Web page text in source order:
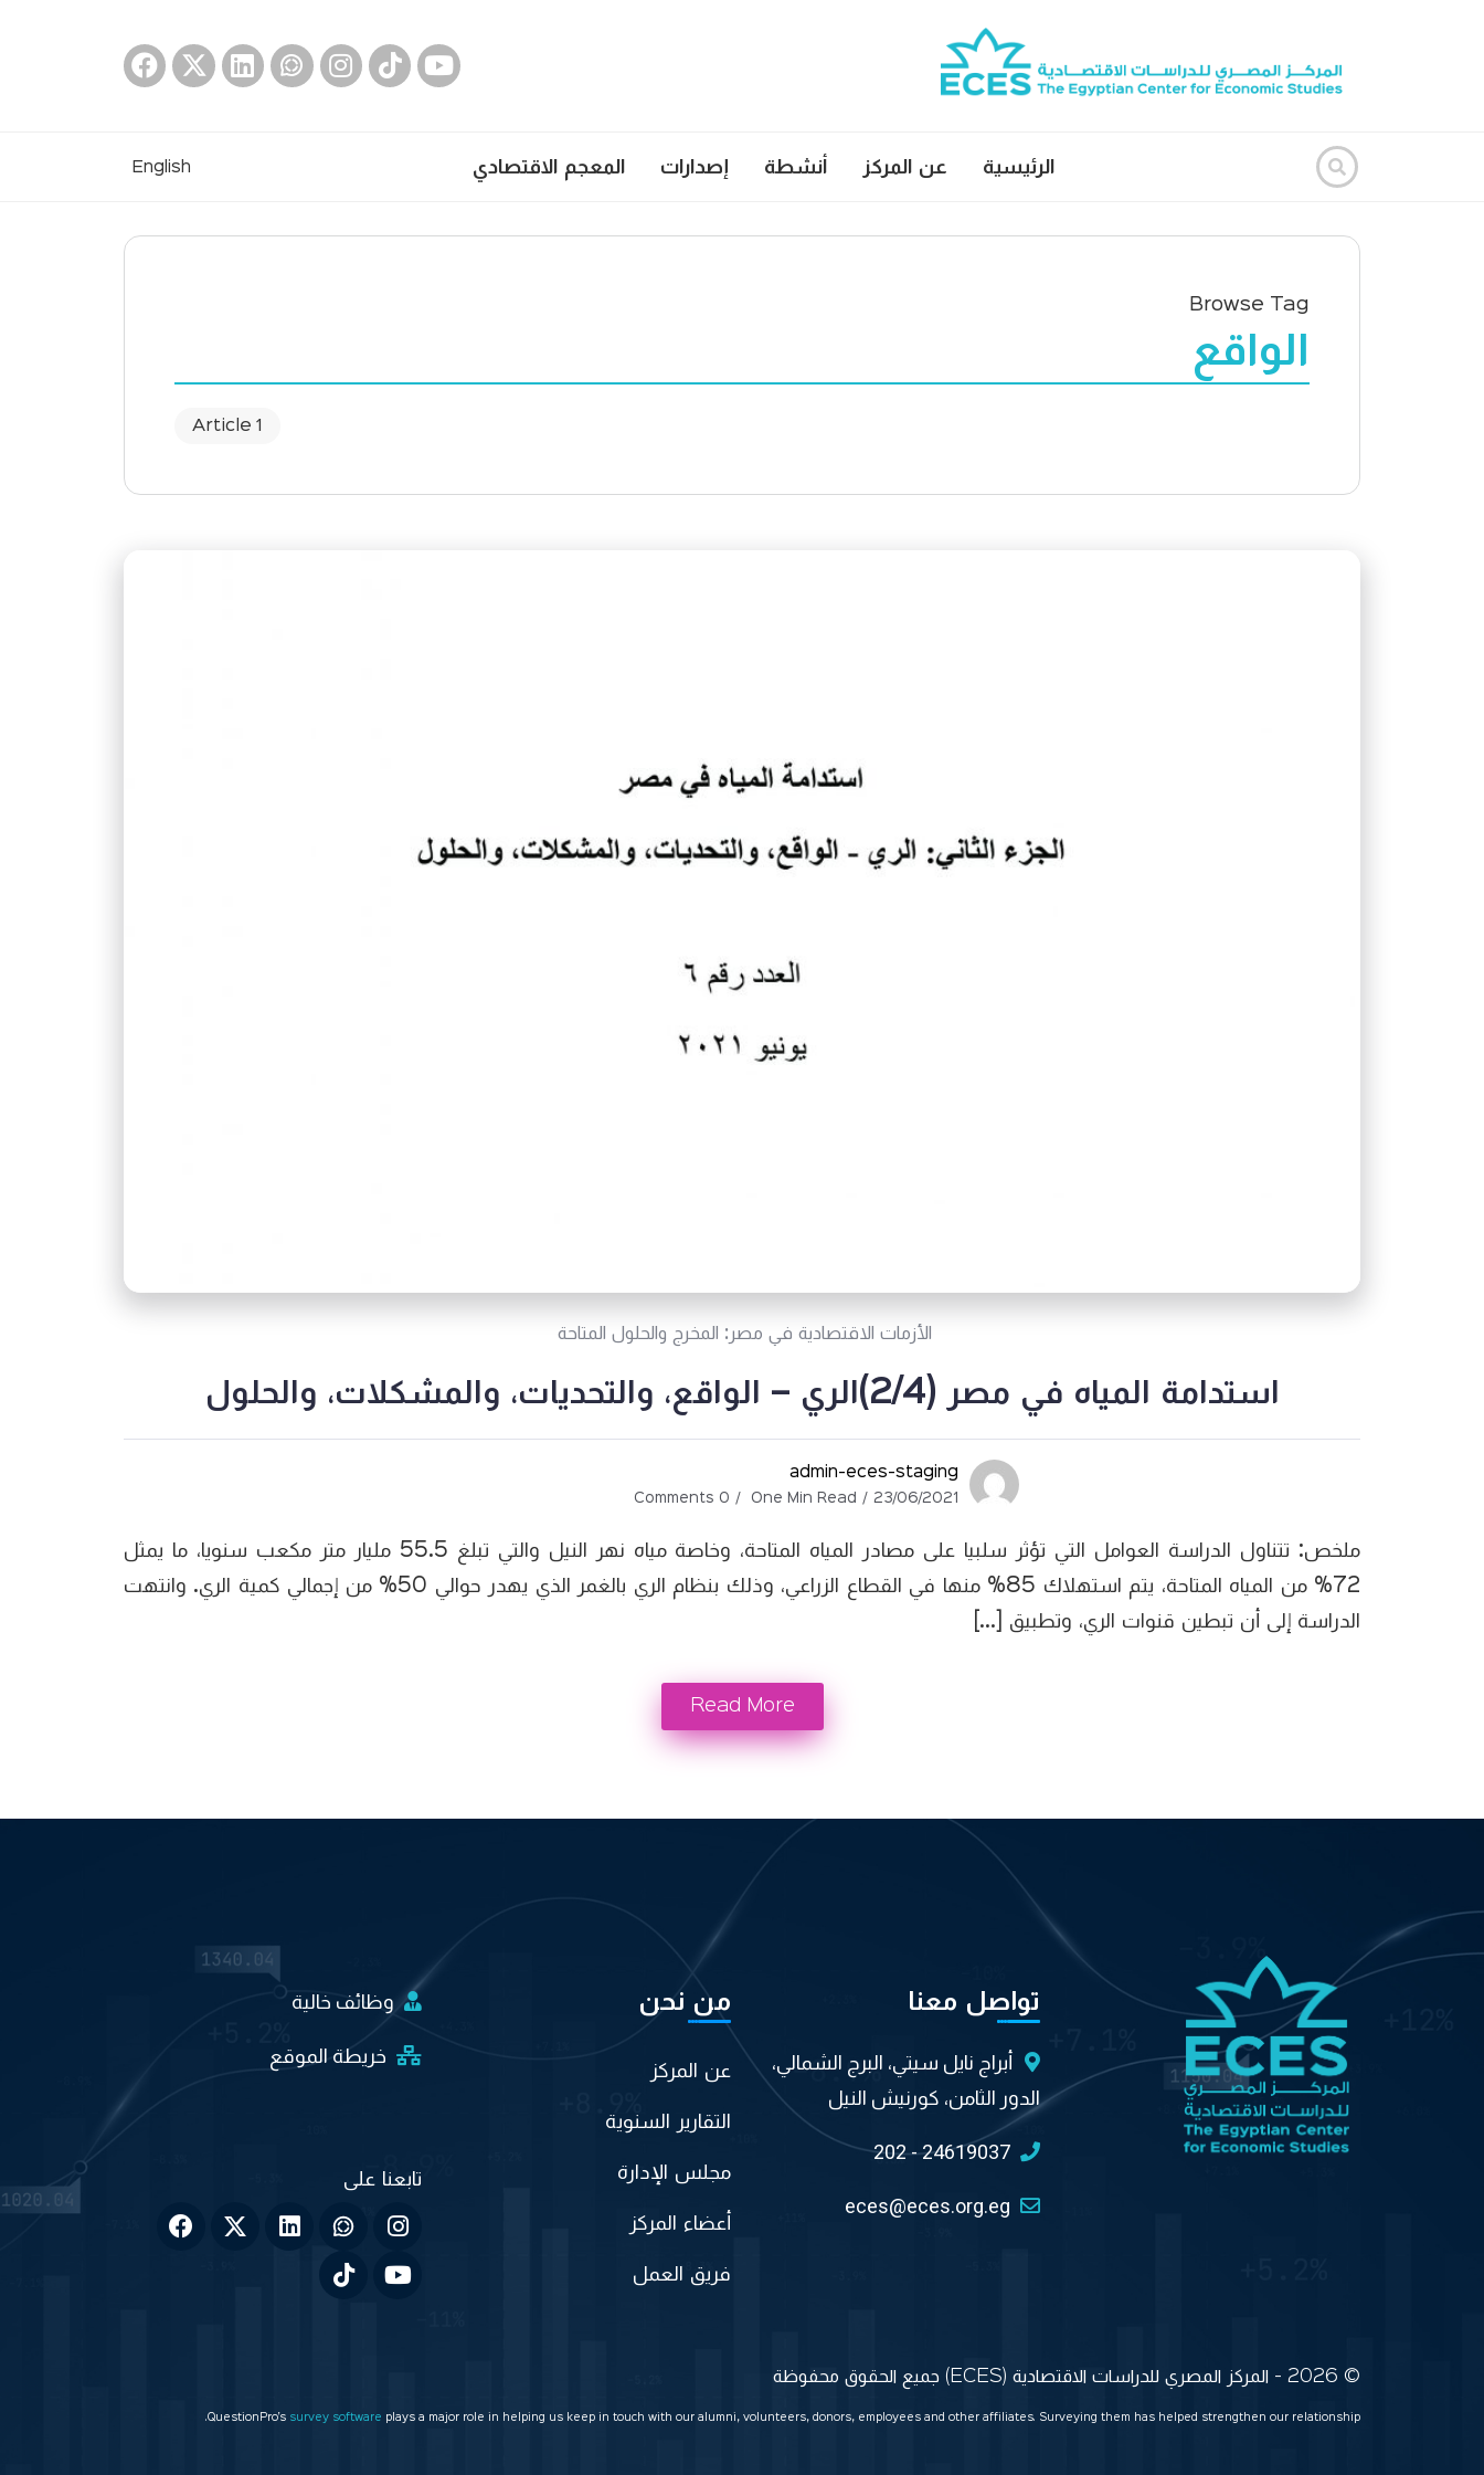
الرئيسية عن المركز أنشطة إصدارات المعجم الاقتصادي English
Browse Tag
الواقع
1 Article
الأزمات الاقتصادية في مصر: المخرج والحلول المتاحة
استدامة المياه في مصر (2/4)الري – الواقع، والتحديات، والمشكلات، والحلول
admin-eces-staging
23/06/2021
One Min Read
0 Comments
ملخص: تتناول الدراسة العوامل التي تؤثر سلبيا على مصادر المياه المتاحة، وخاصة مياه نهر النيل والتي تبلغ 55.5 مليار متر مكعب سنويا، ما يمثل
72% من المياه المتاحة، يتم استهلاك 85% منها في القطاع الزراعي، وذلك بنظام الري بالغمر الذي يهدر حوالي 50% من إجمالي كمية الري. وانتهت
الدراسة إلى أن تبطين قنوات الري، وتطبيق […]
Read More
تواصل معنا
أبراج نايل سيتي، البرج الشمالي،
الدور الثامن، كورنيش النيل
202 - 24619037
eces@eces.org.eg
من نحن
عن المركز
التقارير السنوية
مجلس الإدارة
أعضاء المركز
فريق العمل
وظائف خالية
خريطة الموقع
© 2026 - المركز المصري للدراسات الاقتصادية (ECES) جميع الحقوق محفوظة
QuestionPro’s survey software plays a major role in helping us keep in touch with our alumni, volunteers, donors, employees and other affiliates. Surveying them has helped strengthen our relationship.